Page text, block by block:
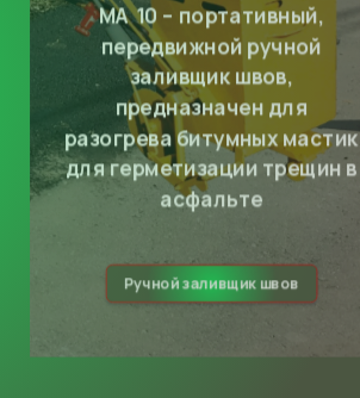
MA 10 – портативный,
передвижной ручной
заливщик швов,
предназначен для
разогрева битумных мастик
для герметизации трещин в
асфальте
Ручной заливщик швов